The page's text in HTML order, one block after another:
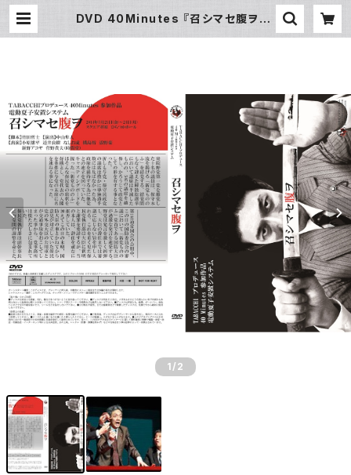
DVD 40Minutes 『召シマセ腹ヲ』 |
1 /2